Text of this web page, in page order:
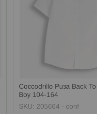
Coccodrillo Риза Back
Boy 104-164
SKU: 205664 - conf